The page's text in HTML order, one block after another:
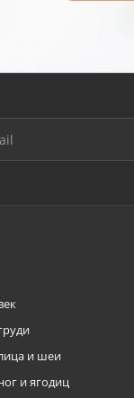
и шеи
и ягодиц